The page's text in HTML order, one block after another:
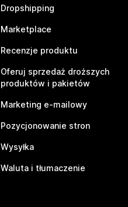
Dropshipping
Marketplace
Recenzje produktu
Oferuj sprzedaż droższych
produktów i pakietów
Marketing e-mailowy
Pozycjonowanie stron
Wysyłka
Waluta i tłumaczenie